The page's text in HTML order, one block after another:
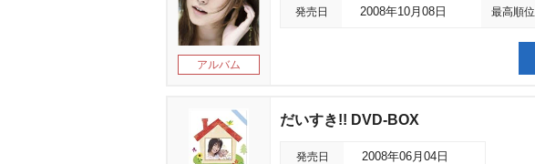
アルバム
発売日 2008年10月08日 最高順位
だいすき!! DVD-BOX
発売日 2008年06月04日